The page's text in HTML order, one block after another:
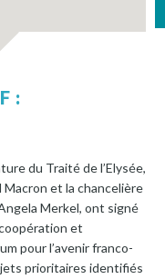
:
du Traité de l’Elysée,
Macron et la chancelière
Merkel, ont signé
et
pour l’avenir franco-
prioritaires identifiés